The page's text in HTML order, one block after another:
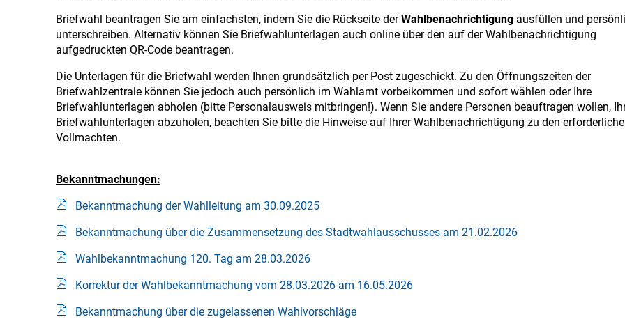
Briefwahl beantragen Sie am einfachsten, indem Sie die Rückseite derWahlbenachrichtigung ausfüllen und
unterschreiben. Alternativ können Sie Briefwahlunterlagen auch online über den auf der Wahlbenachrichtigung
aufgedruckten QR-Code beantragen.
Die Unterlagen für die Briefwahl werden Ihnen grundsätzlich per Post zugeschickt. Zu den Öffnungszeiten der
Briefwahlzentrale können Sie jedoch auch persönlich im Wahlamt vorbeikommen und sofort wählen oder Ihre
Briefwahlunterlagen abholen (bitte Personalausweis mitbringen!). Wenn Sie andere Personen beauftragen wollen,
Briefwahlunterlagen abzuholen, beachten Sie bitte die Hinweise auf Ihrer Wahlbenachrichtigung zu den
Vollmachten.
Bekanntmachungen:
Bekanntmachung der Wahlleitung am 30.09.2025
Bekanntmachung über die Zusammensetzung des Stadtwahlausschusses am 21.02.2026
Wahlbekanntmachung 120. Tag am 28.03.2026
Korrektur der Wahlbekanntmachung vom 28.03.2026 am 16.05.2026
Bekanntmachung über die zugelassenen Wahlvorschläge